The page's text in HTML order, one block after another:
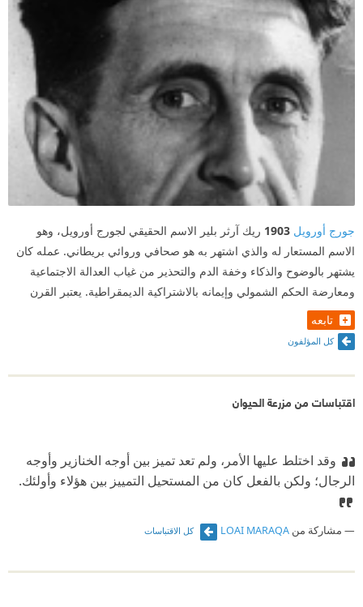
جورج أورويل 1903 ريك آرثر بلير الاسم الحقيقي لجورج أورويل، وهو
الاسم المستعار له والذي اشتهر به هو صحافي وروائي بريطاني. عمله كان
يشتهر بالوضوح والذكاء وخفة الدم والتحذير من غياب العدالة الاجتماعية
ومعارضة الحكم الشمولي وإيمانه بالاشتراكية الديمقراطية. يعتبر القرن
تابعه
كل المؤلفون
اقتباسات من مزرعة الحيوان
وقد اختلط عليها الأمر، ولم تعد تميز بين أوجه الخنازير وأوجه
الرجال؛ ولكن بالفعل كان من المستحيل التمييز بين هؤلاء وأولئك.
مشاركة من LOAI MARAQA كل الاقتباسات